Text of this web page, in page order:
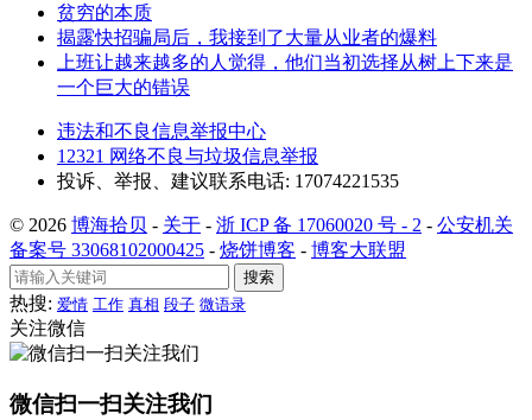
贫穷的本质
揭露快招骗局后，我接到了大量从业者的爆料
上班让越来越多的人觉得，他们当初选择从树上下来是
一个巨大的错误
违法和不良信息举报中心
12321 网络不良与垃圾信息举报
投诉、举报、建议联系电话: 17074221535
© 2026 博海拾贝 - 关于 - 浙 ICP 备 17060020 号 - 2 - 公安机关
备案号 33068102000425 - 烧饼博客 - 博客大联盟
搜索
热搜: 爱情 工作 真相 段子 微语录
关注微信
微信扫一扫关注我们